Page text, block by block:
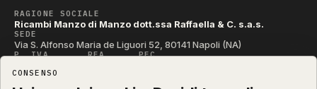
RAGIONE SOCIALE
Ricambi Manzo di Manzo dott.ssa Raffaella & C. s.a.s.
SEDE
Via S. Alfonso Maria de Liguori 52, 80141 Napoli (NA)
P. IVA REA PEC
CODICE SDI
T04ZHR3
CONSENSO